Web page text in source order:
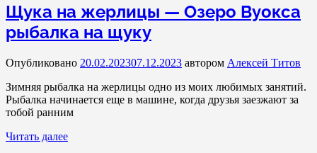
Щука на жерлицы — Озеро Вуокса
рыбалка на щуку
Опубликовано 20.02.202307.12.2023 автором Алексей Титов
Зимняя рыбалка на жерлицы одно из моих любимых занятий.
Рыбалка начинается еще в машине, когда друзья заезжают за
тобой ранним
Читать далее